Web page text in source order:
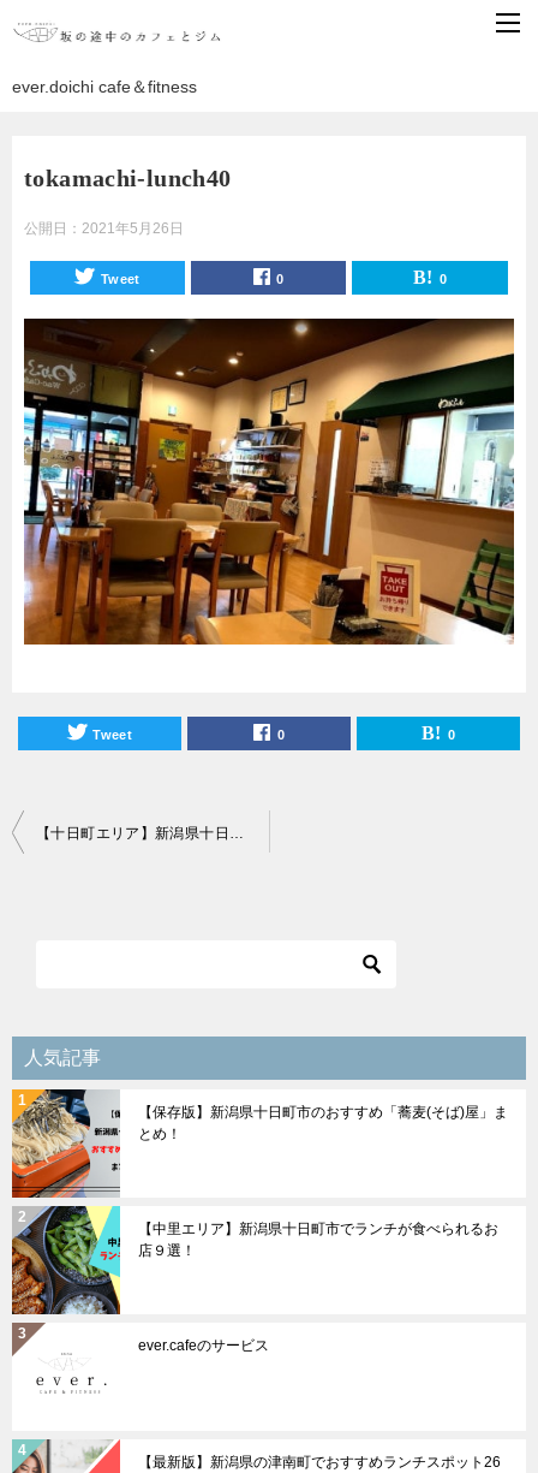
ever.doichi cafe＆fitness
tokamachi-lunch40
公開日： 2021年5月26日
Tweet 0 0
Tweet 0 0
投
ョ
ン
【十日町エリア】新潟県十日町駅から徒歩15分圏内おすすめランチスポット43選！
人気記事
【保存版】新潟県十日町市のおすすめ「蕎麦(そば)屋」ま
とめ！
【中里エリア】新潟県十日町市でランチが食べられるお
店９選！
ever.cafeのサービス
【最新版】新潟県の津南町でおすすめランチスポット26